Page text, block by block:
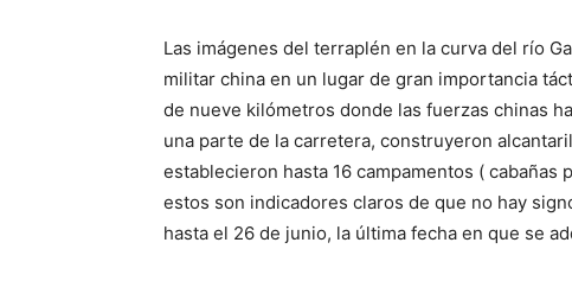
Las imágenes del terraplén en la curva del río
militar china en un lugar de gran importancia
de nueve kilómetros donde las fuerzas chinas
una parte de la carretera, construyeron
establecieron hasta 16 campamentos (
estos son indicadores claros de que no hay
hasta el 26 de junio, la última fecha en que se